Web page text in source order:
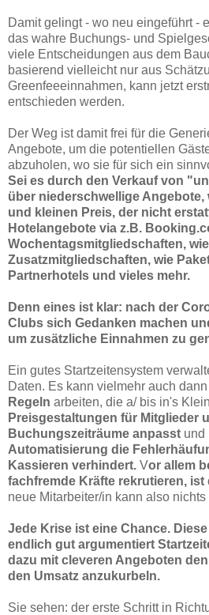
Damit gelingt - wo neu eingeführt -
das wahre Buchungs- und
viele Entscheidungen aus dem
basierend vielleicht nur aus
Greenfeeeinnahmen, kann jetzt
entschieden werden.
Der Weg ist damit frei für die
Angebote, um die potentiellen
abzuholen, wo sie für sich ein
Sei es durch den Verkauf von
über niederschwellige Angebote,
und kleinen Preis, der nicht
Hotelangebote via z.B.
Wochentagsmitgliedschaften, wie
Zusatzmitgliedschaften, wie
Partnerhotels und vieles mehr.
Denn eines ist klar: nach der
Clubs sich Gedanken machen
um zusätzliche Einnahmen zu
Ein gutes Startzeitensystem
Daten. Es kann vielmehr auch
Regeln arbeiten, die a/ bis in's
Preisgestaltungen für Mitglieder
Buchungszeiträume anpasst und
Automatisierung die
Kassieren verhindert. Vor allem
fachfremde Kräfte rekrutieren, ist
neue Mitarbeiter/in kann also
Jede Krise ist eine Chance.
endlich gut argumentiert
dazu mit cleveren Angeboten
den Umsatz anzukurbeln.
Sie sehen: der erste Schritt in